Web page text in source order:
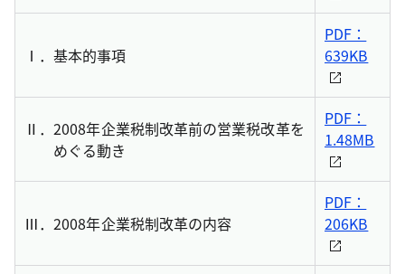
Ⅰ．基本的事項
PDF：
639KB
Ⅱ．2008年企業税制改革前の営業税改革を
めぐる動き
PDF：
1.48MB
Ⅲ．2008年企業税制改革の内容
PDF：
206KB